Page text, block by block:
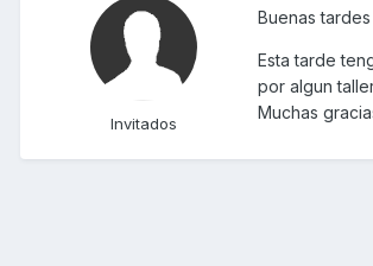
Invitados
Buenas
Esta tarde
por algun
Muchas